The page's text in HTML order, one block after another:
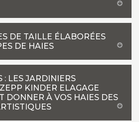
DE TAILLE ÉLABORÉES
DE HAIES
: LES JARDINIERS
KINDER ELAGAGE
DONNER À VOS HAIES DES